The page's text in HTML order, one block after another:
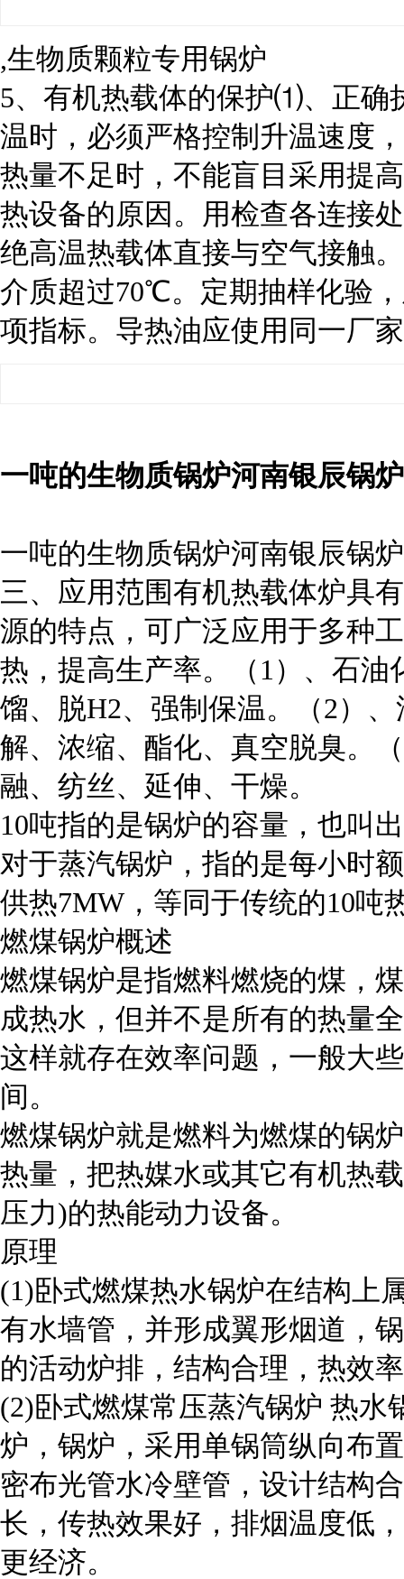
,生物质颗粒专用锅炉
5、有机热载体的保护⑴、正确
温时，必须严格控制升温速度
热量不足时，不能盲目采用提
热设备的原因。用检查各连接
绝高温热载体直接与空气接触
介质超过70℃。定期抽样化验
项指标。导热油应使用同一厂
一吨的生物质锅炉河南银辰锅
一吨的生物质锅炉河南银辰锅
三、应用范围有机热载体炉具
源的特点，可广泛应用于多种
热，提高生产率。（1）、石
馏、脱H2、强制保温。（2）
解、浓缩、酯化、真空脱臭。
融、纺丝、延伸、干燥。
10吨指的是锅炉的容量，也叫
对于蒸汽锅炉，指的是每小时
供热7MW，等同于传统的10吨
燃煤锅炉概述
燃煤锅炉是指燃料燃烧的煤，
成热水，但并不是所有的热量
这样就存在效率问题，一般大
间。
燃煤锅炉就是燃料为燃煤的锅
热量，把热媒水或其它有机热
压力)的热能动力设备。
原理
(1)卧式燃煤热水锅炉在结构上
有水墙管，并形成翼形烟道，
的活动炉排，结构合理，热效
(2)卧式燃煤常压蒸汽锅炉 热水
炉，锅炉，采用单锅筒纵向布
密布光管水冷壁管，设计结构
长，传热效果好，排烟温度低
更经济。